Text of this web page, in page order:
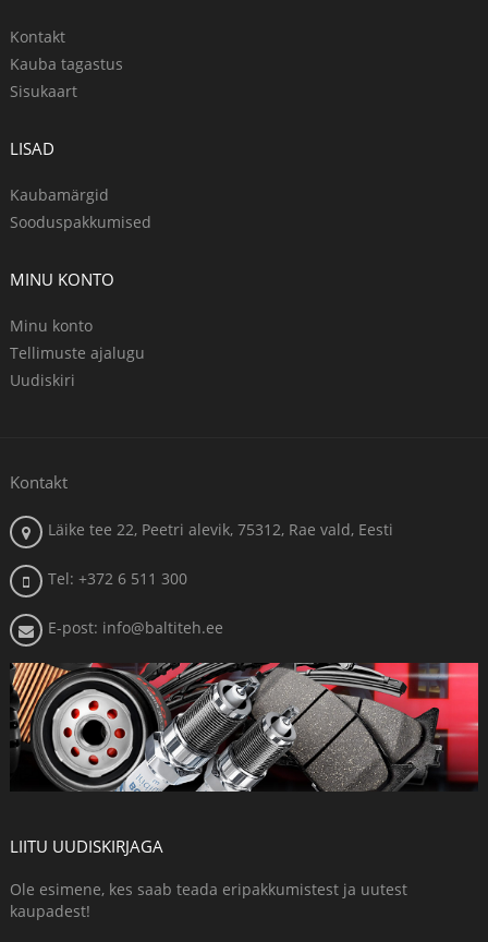
Kontakt
Kauba tagastus
Sisukaart
LISAD
Kaubamärgid
Sooduspakkumised
MINU KONTO
Minu konto
Tellimuste ajalugu
Uudiskiri
Kontakt
Läike tee 22, Peetri alevik, 75312, Rae vald, Eesti
Tel: +372 6 511 300
E-post: info@baltiteh.ee
LIITU UUDISKIRJAGA
Ole esimene, kes saab teada eripakkumistest ja uutest
kaupadest!